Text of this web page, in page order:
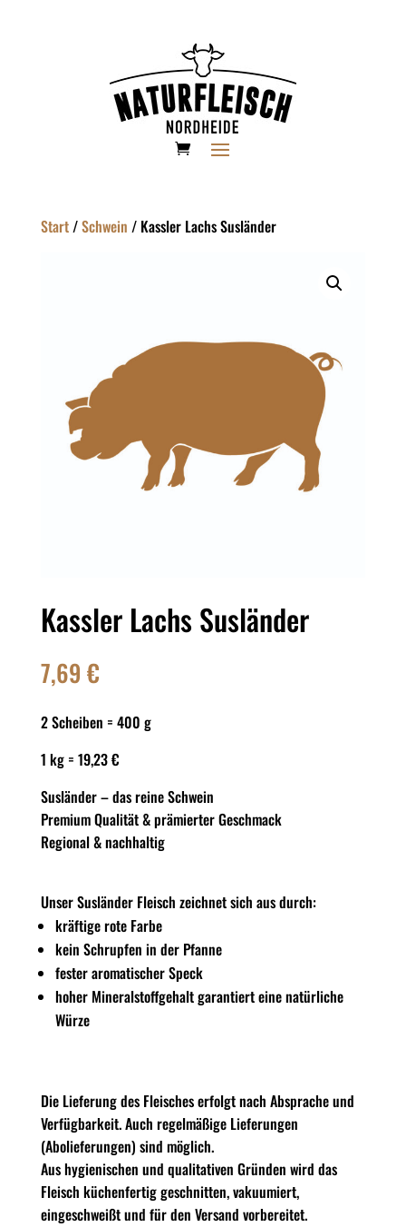
Start/Schwein / Kassler Lachs Susländer
Kassler Lachs Susländer
7,69 €
2 Scheiben = 400 g
1 kg = 19,23 €
Susländer – das reine Schwein
Premium Qualität & prämierter Geschmack
Regional & nachhaltig
Unser Susländer Fleisch zeichnet sich aus durch:
kräftige rote Farbe
kein Schrupfen in der Pfanne
fester aromatischer Speck
hoher Mineralstoffgehalt garantiert eine natürliche
Würze
Die Lieferung des Fleisches erfolgt nach Absprache und
Verfügbarkeit. Auch regelmäßige Lieferungen
(Abolieferungen) sind möglich.
Aus hygienischen und qualitativen Gründen wird das
Fleisch küchenfertig geschnitten, vakuumiert,
eingeschweißt und für den Versand vorbereitet.